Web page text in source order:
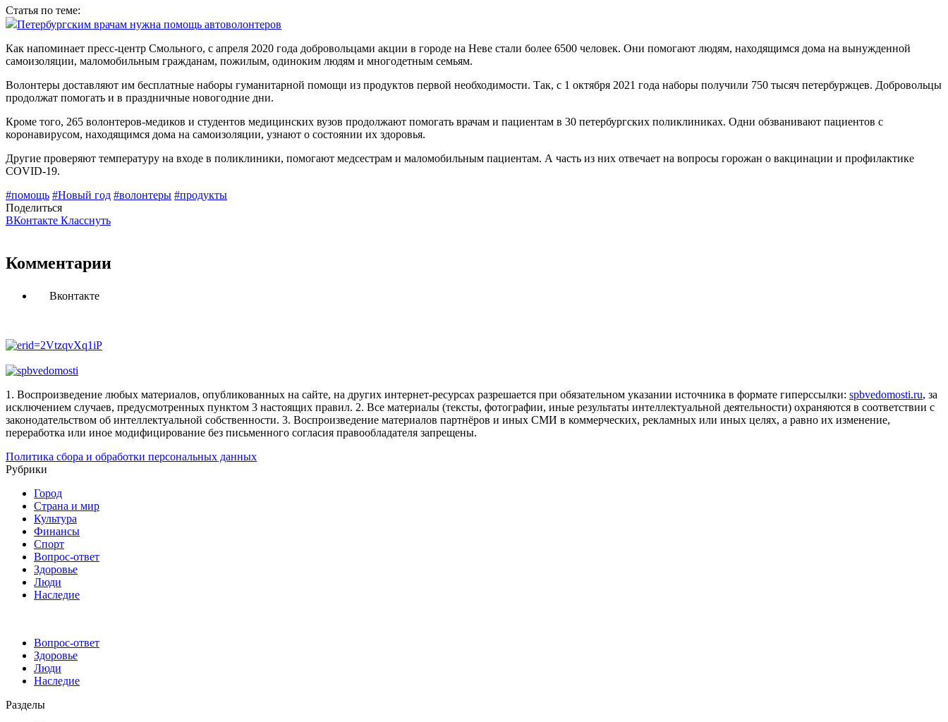
Статья по теме:
Петербургским врачам нужна помощь автоволонтеров
Как напоминает пресс-центр Смольного, с апреля 2020 года добровольцами акции в городе на Неве стали более 6500 человек. Они помогают людям, находящимся дома на вынужденной
самоизоляции, маломобильным гражданам, пожилым, одиноким людям и многодетным семьям.
Волонтеры доставляют им бесплатные наборы гуманитарной помощи из продуктов первой необходимости. Так, с 1 октября 2021 года наборы получили 750 тысяч петербуржцев. Добровольцы
продолжат помогать и в праздничные новогодние дни.
Кроме того, 265 волонтеров-медиков и студентов медицинских вузов продолжают помогать врачам и пациентам в 30 петербургских поликлиниках. Одни обзванивают пациентов с
коронавирусом, находящимся дома на самоизоляции, узнают о состоянии их здоровья.
Другие проверяют температуру на входе в поликлиники, помогают медсестрам и маломобильным пациентам. А часть из них отвечает на вопросы горожан о вакцинации и профилактике
COVID-19.
#помощь #Новый год #волонтеры #продукты
Поделиться
ВКонтакте Класснуть
Комментарии
Вконтакте
1. Воспроизведение любых материалов, опубликованных на сайте, на других интернет-ресурсах разрешается при обязательном указании источника в формате гиперссылки: spbvedomosti.ru, за
исключением случаев, предусмотренных пунктом 3 настоящих правил. 2. Все материалы (тексты, фотографии, иные результаты интеллектуальной деятельности) охраняются в соответствии с
законодательством об интеллектуальной собственности. 3. Воспроизведение материалов партнёров и иных СМИ в коммерческих, рекламных или иных целях, а равно их изменение,
переработка или иное модифицирование без письменного согласия правообладателя запрещены.
Политика сбора и обработки персональных данных
Рубрики
Город
Страна и мир
Культура
Финансы
Спорт
Вопрос-ответ
Здоровье
Люди
Наследие
Вопрос-ответ
Здоровье
Люди
Наследие
Разделы